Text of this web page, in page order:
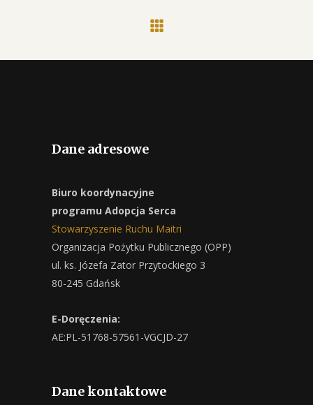
Dane adresowe
Biuro koordynacyjne
programu Adopcja Serca
Stowarzyszenie Ruchu Maitri
Organizacja Pożytku Publicznego (OPP)
ul. ks. Józefa Zator Przytockiego 3
80-245 Gdańsk
E-Doręczenia:
AE:PL-51768-57561-VGCJD-27
Dane kontaktowe